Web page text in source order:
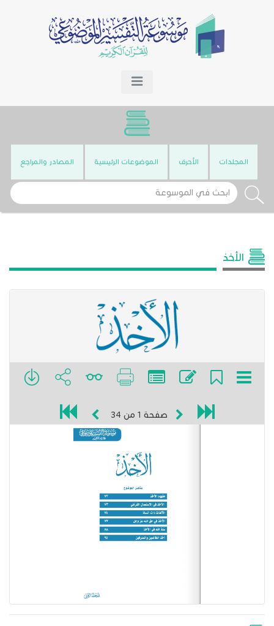
المجلدات الأحرف الموضوعات الرئيسية المصادر والمراجع
الأخذ
صفحة 1 من 34